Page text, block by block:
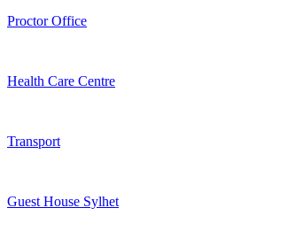
Proctor Office
Health Care Centre
Transport
Guest House Sylhet